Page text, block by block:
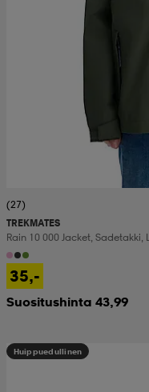
(27)
TREKMATES
Rain 10 000 Jacket, Sadetakki,
35,-
Suositushinta 43,99
Huippuedullinen